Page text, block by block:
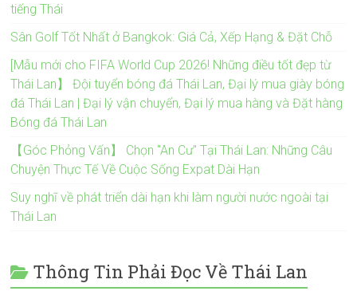
tiếng Thái
Sân Golf Tốt Nhất ở Bangkok: Giá Cả, Xếp Hạng & Đặt Chỗ
[Mẫu mới cho FIFA World Cup 2026! Những điều tốt đẹp từ
Thái Lan】 Đội tuyển bóng đá Thái Lan, Đại lý mua giày bóng
đá Thái Lan | Đại lý vận chuyển, Đại lý mua hàng và Đặt hàng
Bóng đá Thái Lan
【Góc Phỏng Vấn】 Chọn "An Cư" Tại Thái Lan: Những Câu
Chuyện Thực Tế Về Cuộc Sống Expat Dài Hạn
Suy nghĩ về phát triển dài hạn khi làm người nước ngoài tại
Thái Lan
Thông Tin Phải Đọc Về Thái Lan